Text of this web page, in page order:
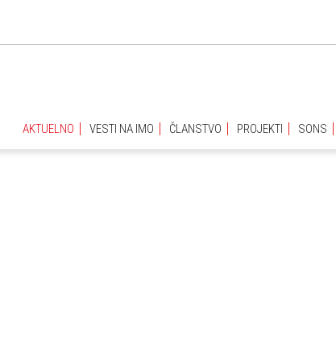
AKTUELNO VESTI NA IMO ČLANSTVO PROJEKTI SONS